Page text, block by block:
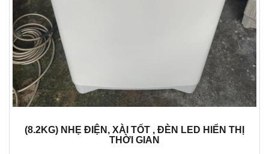
(8.2KG) NHẸ ĐIỆN, XÀI TỐT , ĐÈN LED HIỂN THỊ
THỜI GIAN